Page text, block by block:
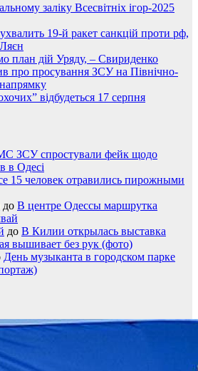
заліку Всесвітніх ігор-2025
19-й ракет санкцій проти рф,
план дій Уряду, – Свириденко
про просування ЗСУ на Північно-
відбудеться 17 серпня
ЗСУ спростували фейк щодо
в Одесі
15 человек отравились пирожными
до В центре Одессы маршрутка
до В Килии открылась выставка
вышивает без рук (фото)
День музыканта в городском парке